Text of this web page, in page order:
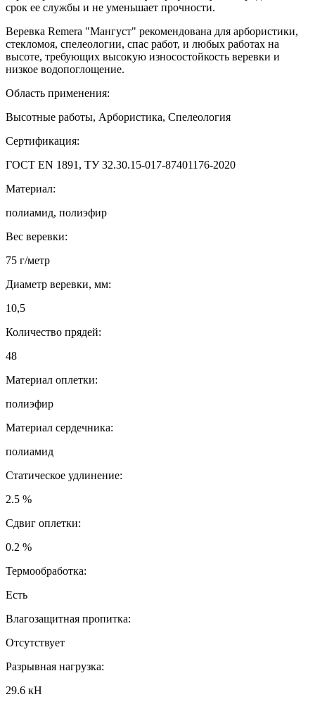
срок ее службы и не уменьшает прочности.
Веревка Remera "Мангуст" рекомендована для арбористики,
стекломоя, спелеологии, спас работ, и любых работах на
высоте, требующих высокую износостойкость веревки и
низкое водопоглощение.
Область применения:
Высотные работы, Арбористика, Спелеология
Сертификация:
ГОСТ EN 1891, ТУ 32.30.15-017-87401176-2020
Материал:
полиамид, полиэфир
Вес веревки:
75 г/метр
Диаметр веревки, мм:
10,5
Количество прядей:
48
Материал оплетки:
полиэфир
Материал сердечника:
полиамид
Статическое удлинение:
2.5 %
Сдвиг оплетки:
0.2 %
Термообработка:
Есть
Влагозащитная пропитка:
Отсутствует
Разрывная нагрузка:
29.6 кН